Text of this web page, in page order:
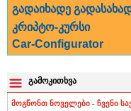
გადაიხადე
კრიპტო-კურსი
Car-Configurator
გამოკითხვა
მოგწონთ ნოველები - ჩვენი